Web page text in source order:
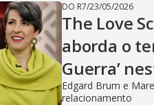
DO R7/23/05/2026
The Love
aborda o
Guerra’
Edgard Brum e
relacionamento